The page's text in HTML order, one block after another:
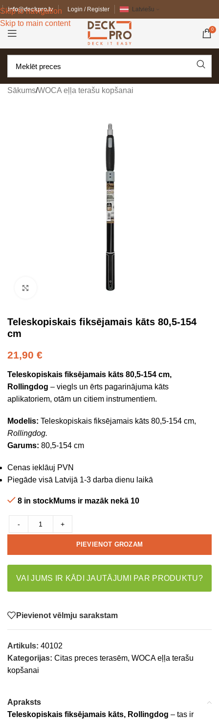
Skip to navigation
Skip to main content
info@deckpro.lv Login / Register Latviešu
0
Sākums/WOCA eļļa terašu kopšanai
Teleskopiskais fiksējamais kāts 80,5-154
cm
21,90 €
Teleskopiskais fiksējamais kāts 80,5-154 cm,
Rollingdog – viegls un ērts pagarinājuma kāts
aplikatoriem, otām un citiem instrumentiem.
Modelis: Teleskopiskais fiksējamais kāts 80,5-154 cm,
Rollingdog.
Garums: 80,5-154 cm
Cenas ieklāuj PVN
Piegāde visā Latvijā 1-3 darba dienu laikā
8 in stockMums ir mazāk nekā 10
- +
PIEVIENOT GROZAM
VAI JUMS IR KĀDI JAUTĀJUMI PAR PRODUKTU?
Pievienot vēlmju sarakstam
Artikuls: 40102
Kategorijas: Citas preces terasēm, WOCA eļļa terašu
kopšanai
Apraksts
Teleskopiskais fiksējamais kāts, Rollingdog – tas ir